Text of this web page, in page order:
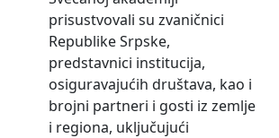
o
d
i
n
e
prisustvovali su zvaničnici
Republike Srpske,
predstavnici institucija,
osiguravajućih društava, kao i
brojni partneri i gosti iz zemlje
i regiona, uključujući